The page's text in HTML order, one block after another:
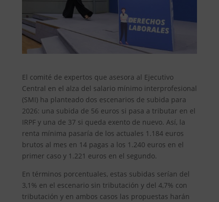
El comité de expertos que asesora al Ejecutivo
Central en el alza del salario mínimo interprofesional
(SMI) ha planteado dos escenarios de subida para
2026: una subida de 56 euros si pasa a tributar en el
IRPF y una de 37 si queda exento de nuevo. Así, la
renta mínima pasaría de los actuales 1.184 euros
brutos al mes en 14 pagas a los 1.240 euros en el
primer caso y 1.221 euros en el segundo.
En términos porcentuales, estas subidas serían del
3,1% en el escenario sin tributación y del 4,7% con
tributación y en ambos casos las propuestas harán